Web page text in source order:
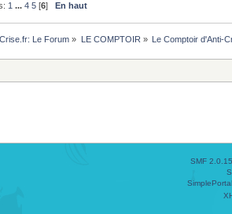
1 ...4 5 [6] En haut
Le Forum » LE COMPTOIR » Le Comptoir d'Anti-
SMF 2.0.15